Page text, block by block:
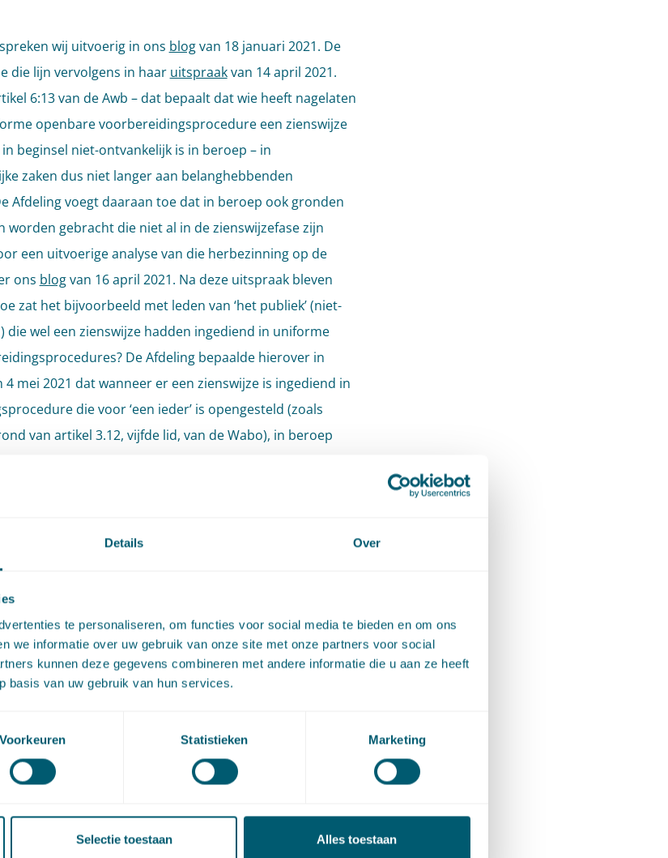
Details Over
te personaliseren, om functies voor social media te bieden en om ons
we informatie over uw gebruik van onze site met onze partners voor social
kunnen deze gegevens combineren met andere informatie die u aan ze heeft
basis van uw gebruik van hun services.
Voorkeuren Statistieken Marketing
Selectie toestaan Alles toestaan
wij uitvoerig in ons blogvan 18 januari 2021. De
die lijn vervolgens in haar uitspraakvan 14 april 2021.
6:13 van de Awb – dat bepaalt dat wie heeft nagelaten
openbare voorbereidingsprocedure een zienswijze
beginsel niet-ontvankelijk is in beroep – in
zaken dus niet langer aan belanghebbenden
Afdeling voegt daaraan toe dat in beroep ook gronden
worden gebracht die niet al in de zienswijzefase zijn
een uitvoerige analyse van die herbezinning op de
ons blogvan 16 april 2021. Na deze uitspraak bleven
zat het bijvoorbeeld met leden van ‘het publiek’ (niet-
die wel een zienswijze hadden ingediend in uniforme
De Afdeling bepaalde hierover in
4 mei 2021 dat wanneer er een zienswijze is ingediend in
die voor ‘een ieder’ is opengesteld (zoals
van artikel 3.12, vijfde lid, van de Wabo), in beroep
tegen dat besluit.
van 27 oktober
en wethouders van de gemeente Dronten
voor het veranderen van de inrichting en
maar ook een evenemententerrein, voornamelijk voor
colleges van de gemeenten Nunspeet, Elburg en